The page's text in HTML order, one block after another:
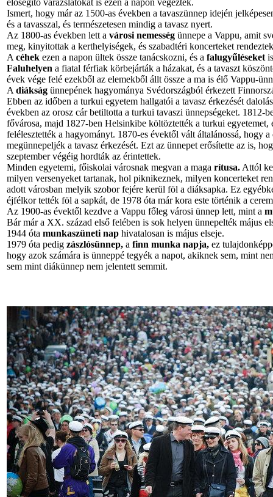
Ismert, hogy már az 1500-as években a tavaszünnep idején
és a tavasszal, és természetesen mindig a tavasz nyert.
Az 1800-as években lett a városi nemesség ünnepe a Vappu, amit
meg, kinyitottak a kerthelyiségek, és szabadtéri koncerteket
A céhek ezen a napon ültek össze tanácskozni, és a falugyűléseket
Faluhelyen a fiatal férfiak körbejárták a házakat, és a tavaszt
évek vége felé ezekből az elemekből állt össze a ma is élő Vappu-
A diákság ünnepének hagyománya Svédországból érkezett
Ebben az időben a turkui egyetem hallgatói a tavasz érkezését
években az orosz cár betiltotta a turkui tavaszi ünnepségeket. 1812-
fővárosa, majd 1827-ben Helsinkibe költöztették a turkui egyetemet,
felélesztették a hagyományt. 1870-es évektől vált általánossá, hogy
megünnepeljék a tavasz érkezését. Ezt az ünnepet erősítette az is,
szeptember végéig hordták az érintettek.
Minden egyetemi, főiskolai városnak megvan a maga rítusa. Attól
milyen versenyeket tartanak, hol piknikeznek, milyen koncerteket
adott városban melyik szobor fejére kerül föl a diáksapka. Ez
éjfélkor tették föl a sapkát, de 1978 óta már kora este történik a
Az 1900-as évektől kezdve a Vappu főleg városi ünnep lett, mint a
Bár már a XX. század első felében is sok helyen ünnepelték május
1944 óta munkaszüneti nap hivatalosan is május elseje.
1979 óta pedig zászlósünnep, a finn munka napja, ez
hogy azok számára is ünneppé tegyék a napot, akiknek sem, mint
sem mint diákünnep nem jelentett semmit.